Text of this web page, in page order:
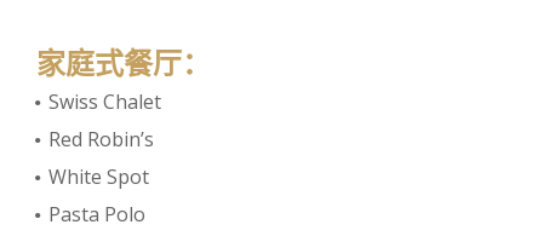
家庭式餐厅：
Swiss Chalet
Red Robin’s
White Spot
Pasta Polo